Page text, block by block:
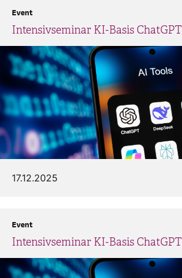
Intensivseminar KI-Basis ChatGPT
Event
17.12.2025
Intensivseminar KI-Basis ChatGPT
Event